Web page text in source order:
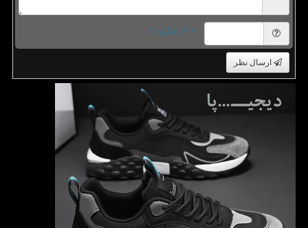
= ۶ بعلاوه ۲
ارسال نظر